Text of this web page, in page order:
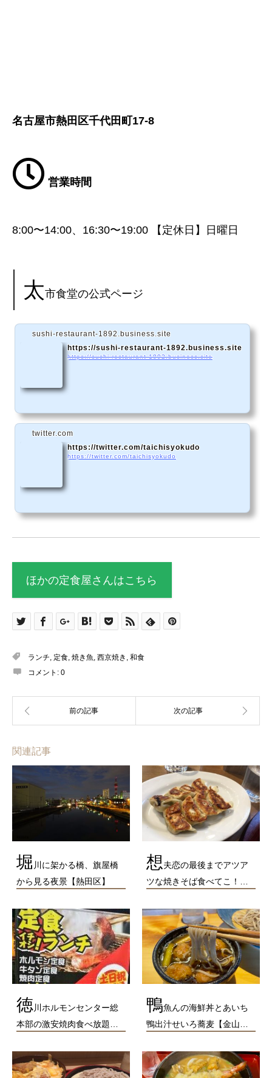
名古屋市熱田区千代田町17-8
営業時間
8:00〜14:00、16:30〜19:00 【定休日】日曜日
太市食堂の公式ページ
sushi-restaurant-1892.business.site
https://sushi-restaurant-1892.business.site
https://sushi-restaurant-1892.business.site
twitter.com
https://twitter.com/taichisyokudo
https://twitter.com/taichisyokudo
ほかの定食屋さんはこちら
ランチ, 定食, 焼き魚, 西京焼き , 和食
コメント: 0
関連記事
堀 川に架かる橋、旗屋橋
から見る夜景【熱田区】
想 夫恋の最後までアツア
ツな焼きそば食べてこ！…
徳川ホルモンセンター総
本部の激安焼肉食べ放題…
鴨魚んの海鮮丼とあいち
鴨出汁せいろ蕎麦【金山…